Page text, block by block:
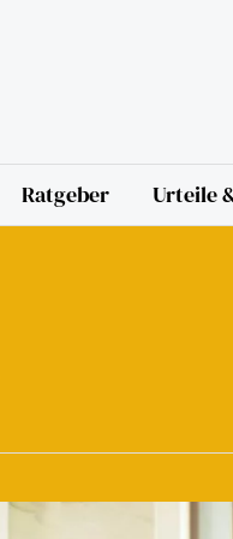
Ratgeber Urteile